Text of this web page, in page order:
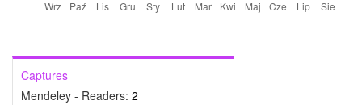
Captures
Mendeley - Readers: 2